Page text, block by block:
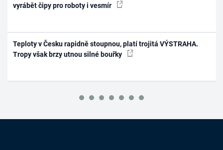
vyrábět čipy pro roboty i vesmír
Teploty v Česku rapidně stoupnou, platí trojitá VÝSTRAHA.
Tropy však brzy utnou silné bouřky